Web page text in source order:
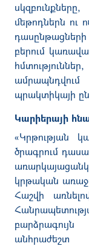
սկզբունքները
մեթոդներն ու
դասընթացների
բերում
հմտություններ,
ամրապնդվում
պրակտիկայի
Կարիերայի
«Կրթության
ծրագրում
կրթական
Հաշվի
բարձրագույն
անհրաժեշտ